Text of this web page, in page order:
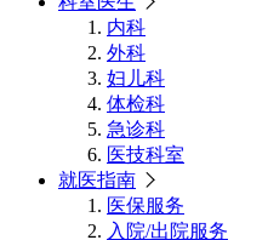
内科
外科
妇儿科
体检科
急诊科
医技科室
就医指南
医保服务
入院/出院服务